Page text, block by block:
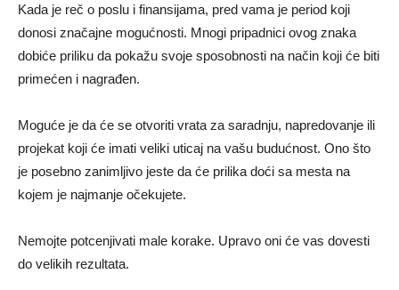
Kada je reč o poslu i finansijama, pred vama je period koji
donosi značajne mogućnosti. Mnogi pripadnici ovog znaka
dobiće priliku da pokažu svoje sposobnosti na način koji će biti
primećen i nagrađen.
Moguće je da će se otvoriti vrata za saradnju, napredovanje ili
projekat koji će imati veliki uticaj na vašu budućnost. Ono što
je posebno zanimljivo jeste da će prilika doći sa mesta na
kojem je najmanje očekujete.
Nemojte potcenjivati male korake. Upravo oni će vas dovesti
do velikih rezultata.